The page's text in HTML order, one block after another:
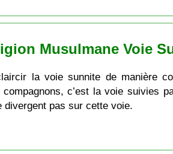
Musulmane Voie
la voie sunnite de manière
c’est la voie suivies
divergent pas sur cette voie.